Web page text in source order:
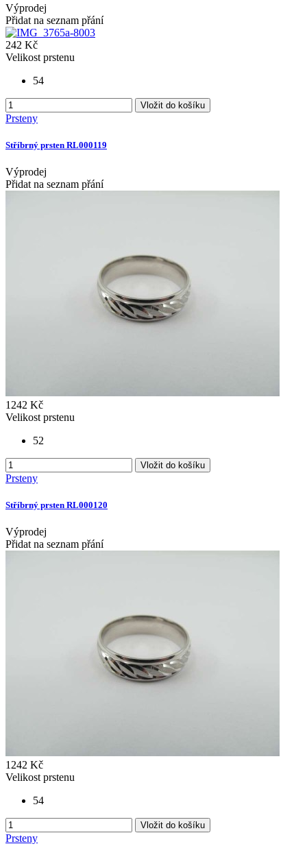
Výprodej
Přidat na seznam přání
242 Kč
Velikost prstenu
54
Vložit do košíku
Prsteny
Stříbrný prsten RL000119
Výprodej
Přidat na seznam přání
1242 Kč
Velikost prstenu
52
Vložit do košíku
Prsteny
Stříbrný prsten RL000120
Výprodej
Přidat na seznam přání
1242 Kč
Velikost prstenu
54
Vložit do košíku
Prsteny